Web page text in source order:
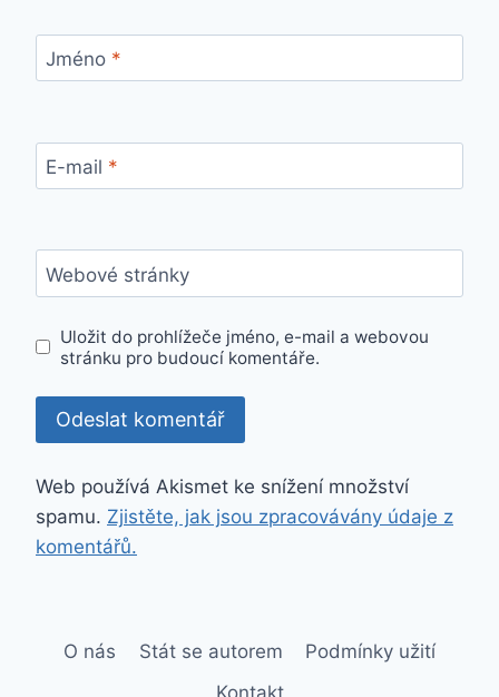
Jméno *
E-mail *
Webové stránky
Uložit do prohlížeče jméno, e-mail a webovou
stránku pro budoucí komentáře.
Web používá Akismet ke snížení množství
spamu. Zjistěte, jak jsou zpracovávány údaje z
komentářů.
O nás Stát se autorem
Podmínky užití